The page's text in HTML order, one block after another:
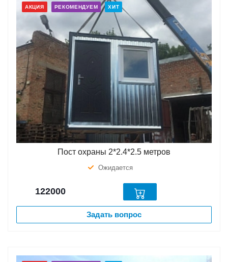
АКЦИЯ РЕКОМЕНДУЕМ ХИТ
Пост охраны 2*2.4*2.5 метров
Ожидается
122000
Задать вопрос